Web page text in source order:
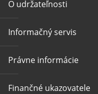
O udržateľnosti
Informačný servis
Právne informácie
Finančné ukazovatele